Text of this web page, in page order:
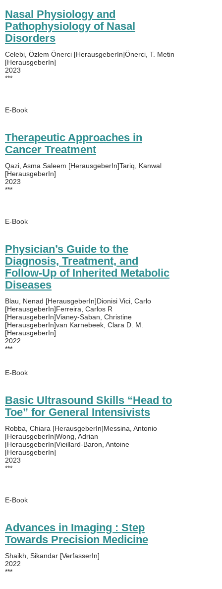
Nasal Physiology and
Pathophysiology of Nasal
Disorders
Celebi, Özlem Önerci [HerausgeberIn]Önerci, T. Metin
[HerausgeberIn]
2023
***
E-Book
Therapeutic Approaches in
Cancer Treatment
Qazi, Asma Saleem [HerausgeberIn]Tariq, Kanwal
[HerausgeberIn]
2023
***
E-Book
Physician’s Guide to the
Diagnosis, Treatment, and
Follow-Up of Inherited Metabolic
Diseases
Blau, Nenad [HerausgeberIn]Dionisi Vici, Carlo
[HerausgeberIn]Ferreira, Carlos R
[HerausgeberIn]Vianey-Saban, Christine
[HerausgeberIn]van Karnebeek, Clara D. M.
[HerausgeberIn]
2022
***
E-Book
Basic Ultrasound Skills “Head to
Toe” for General Intensivists
Robba, Chiara [HerausgeberIn]Messina, Antonio
[HerausgeberIn]Wong, Adrian
[HerausgeberIn]Vieillard-Baron, Antoine
[HerausgeberIn]
2023
***
E-Book
Advances in Imaging : Step
Towards Precision Medicine
Shaikh, Sikandar [VerfasserIn]
2022
***